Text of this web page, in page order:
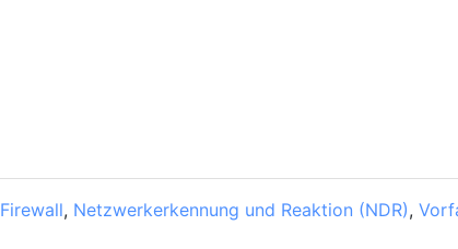
Firewall, Netzwerkerkennung und Reaktion (NDR),